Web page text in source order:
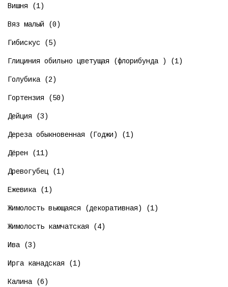
Вишня (1)
Вяз малый (0)
Гибискус (5)
Глициния обильно цветущая (флорибунда ) (1)
Голубика (2)
Гортензия (50)
Дейция (3)
Дереза обыкновенная (Годжи) (1)
Дёрен (11)
Древогубец (1)
Ежевика (1)
Жимолость вьющаяся (декоративная) (1)
Жимолость камчатская (4)
Ива (3)
Ирга канадская (1)
Калина (6)